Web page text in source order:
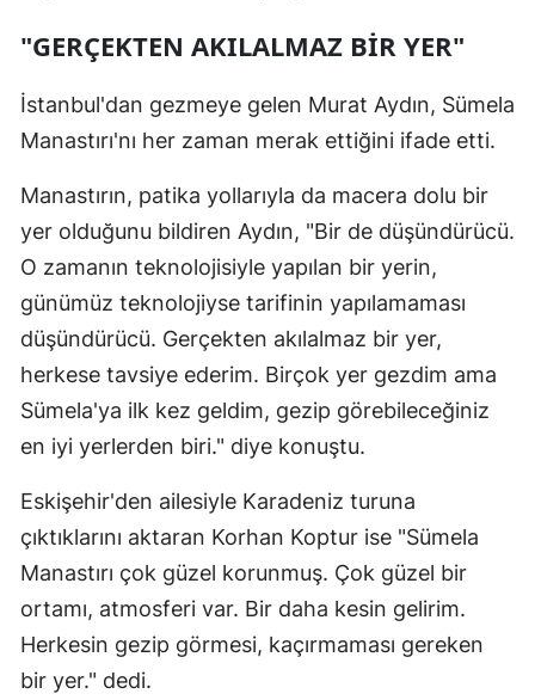
Gaziantep
Giresun
Hakkari
Isparta
Mersin
İstanbul
Kastamonu
Kayseri
Kırklareli
"GERÇEKTEN AKILALMAZ BİR YER"
İstanbul'dan gezmeye gelen Murat Aydın, Sümela
Manastırı'nı her zaman merak ettiğini ifade etti.
Manastırın, patika yollarıyla da macera dolu bir
yer olduğunu bildiren Aydın, "Bir de düşündürücü.
O zamanın teknolojisiyle yapılan bir yerin,
günümüz teknolojiyse tarifinin yapılamaması
düşündürücü. Gerçekten akılalmaz bir yer,
herkese tavsiye ederim. Birçok yer gezdim ama
Sümela'ya ilk kez geldim, gezip görebileceğiniz
en iyi yerlerden biri." diye konuştu.
Eskişehir'den ailesiyle Karadeniz turuna
çıktıklarını aktaran Korhan Koptur ise "Sümela
Manastırı çok güzel korunmuş. Çok güzel bir
ortamı, atmosferi var. Bir daha kesin gelirim.
Herkesin gezip görmesi, kaçırmaması gereken
bir yer." dedi.